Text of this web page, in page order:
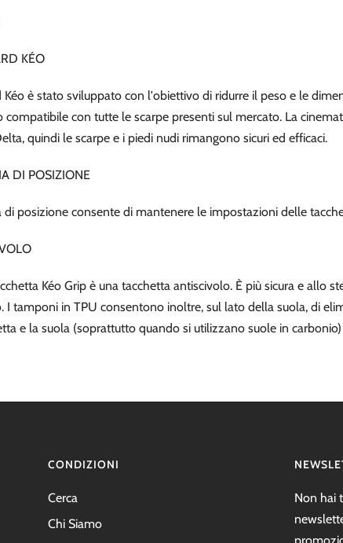
KÉO
Kéo è stato sviluppato con l'obiettivo di ridurre il peso e le
compatibile con tutte le scarpe presenti sul mercato. La
quindi le scarpe e i piedi nudi rimangono sicuri ed efficaci.
DI POSIZIONE
di posizione consente di mantenere le impostazioni delle
Kéo Grip è una tacchetta antiscivolo. È più sicura e allo
I tamponi in TPU consentono inoltre, sul lato della suola, di
e la suola (soprattutto quando si utilizzano suole in carbonio)
CONDIZIONI
Cerca
Chi Siamo
Non hai